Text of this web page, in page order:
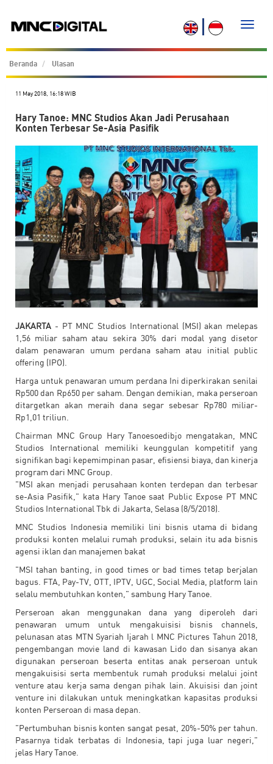
Toggle
Beranda Ulasan
11 May 2018, 16:18 WIB
Hary Tanoe: MNC Studios Akan Jadi Perusahaan
Konten Terbesar Se-Asia Pasifik
JAKARTA - PT MNC Studios International (MSI) akan melepas
1,56 miliar saham atau sekira 30% dari modal yang disetor
dalam penawaran umum perdana saham atau initial public
offering (IPO).
Harga untuk penawaran umum perdana Ini diperkirakan senilai
Rp500 dan Rp650 per saham. Dengan demikian, maka perseroan
ditargetkan akan meraih dana segar sebesar Rp780 miliar-
Rp1,01 triliun.
Chairman MNC Group Hary Tanoesoedibjo mengatakan, MNC
Studios International memiliki keunggulan kompetitif yang
signifikan bagi kepemimpinan pasar, efisiensi biaya, dan kinerja
program dari MNC Group.
"MSI akan menjadi perusahaan konten terdepan dan terbesar
se-Asia Pasifik," kata Hary Tanoe saat Public Expose PT MNC
Studios International Tbk di Jakarta, Selasa (8/5/2018).
MNC Studios Indonesia memiliki lini bisnis utama di bidang
produksi konten melalui rumah produksi, selain itu ada bisnis
agensi iklan dan manajemen bakat
"MSI tahan banting, in good times or bad times tetap berjalan
bagus. FTA, Pay-TV, OTT, IPTV, UGC, Social Media, platform lain
selalu membutuhkan konten," sambung Hary Tanoe.
Perseroan akan menggunakan dana yang diperoleh dari
penawaran umum untuk mengakuisisi bisnis channels,
pelunasan atas MTN Syariah Ijarah l MNC Pictures Tahun 2018,
pengembangan movie land di kawasan Lido dan sisanya akan
digunakan perseroan beserta entitas anak perseroan untuk
mengakuisisi serta membentuk rumah produksi melalui joint
venture atau kerja sama dengan pihak lain. Akuisisi dan joint
venture ini dilakukan untuk meningkatkan kapasitas produksi
konten Perseroan di masa depan.
"Pertumbuhan bisnis konten sangat pesat, 20%-50% per tahun.
Pasarnya tidak terbatas di Indonesia, tapi juga luar negeri,"
jelas Hary Tanoe.